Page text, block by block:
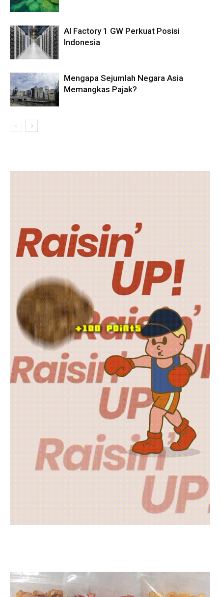
AI Factory 1 GW Perkuat Posisi
Indonesia
Mengapa Sejumlah Negara Asia
Memangkas Pajak?